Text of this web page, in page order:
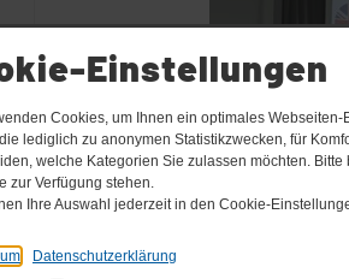
Einstellungen
Cookies, um Ihnen ein optimales
lediglich zu anonymen Statistikzwecken, für
welche Kategorien Sie zulassen möchten.
zur Verfügung stehen.
Ihre Auswahl jederzeit in den Cookie-
Datenschutzerklärung